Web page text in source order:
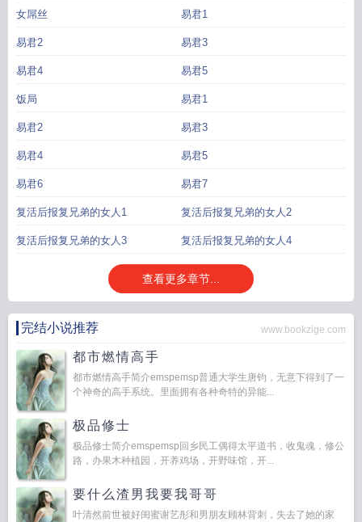
女屌丝 易君1
易君2 易君3
易君4 易君5
饭局 易君1
易君2 易君3
易君4 易君5
易君6 易君7
复活后报复兄弟的女人1 复活后报复兄弟的女人2
复活后报复兄弟的女人3 复活后报复兄弟的女人4
查看更多章节...
完结小说推荐 www.bookzige.com
都市燃情高手
都市燃情高手简介emspemsp普通大学生唐钧，无意下得到了一
个神奇的高手系统。里面拥有各种奇特的异能...
极品修士
极品修士简介emspemsp回乡民工偶得太平道书，收鬼魂，修公
路，办果木种植园，开养鸡场，开野味馆，开...
要什么渣男我要我哥哥
叶清然前世被好闺蜜谢艺彤和男朋友顾林背刺，失去了她的家